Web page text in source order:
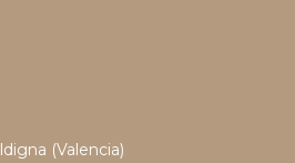
(Valencia)